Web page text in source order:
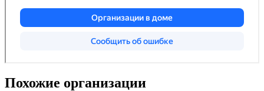
Похожие организации